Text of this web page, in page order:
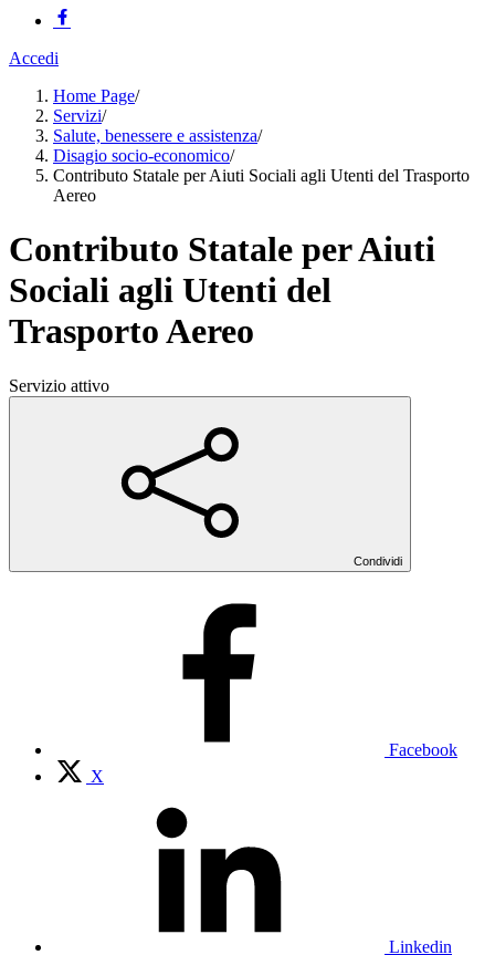
Accedi
Home Page/
Servizi/
Salute, benessere e assistenza/
Disagio socio-economico/
Contributo Statale per Aiuti Sociali agli Utenti del Trasporto
Aereo
Contributo Statale per Aiuti
Sociali agli Utenti del
Trasporto Aereo
Servizio attivo
Condividi
Facebook
X
Linkedin